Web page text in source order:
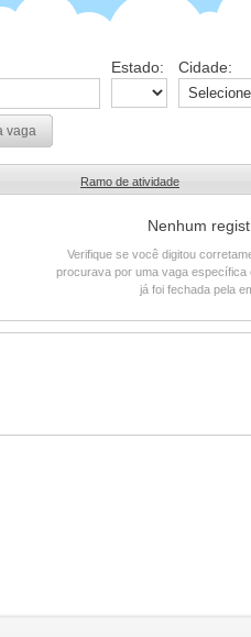
Estado: Cidade:
vaga
Ramo de atividade
Nenhum
Verifique se você digitou
procurava por uma vaga
já foi fechada pela